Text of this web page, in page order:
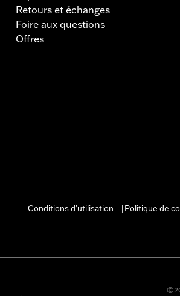
Retours et échanges
Foire aux questions
Offres
Conditions d'utilisation
Politique de